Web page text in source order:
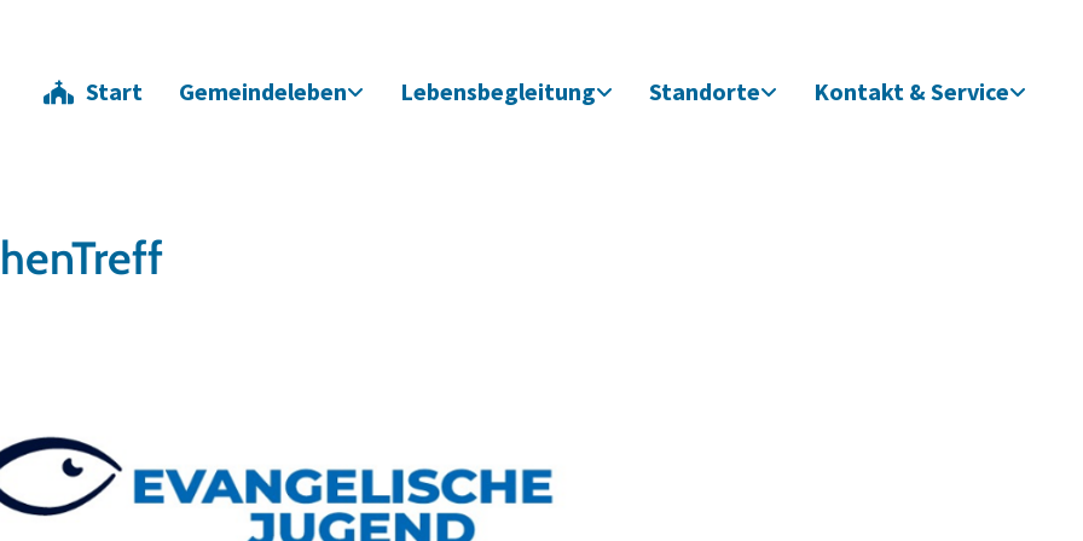
Start Gemeindeleben Lebensbegleitung Standorte Kontakt & Service